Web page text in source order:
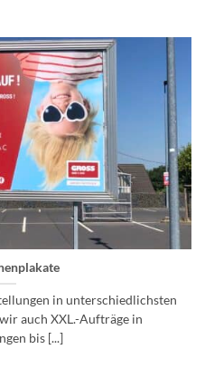
in unterschiedlichsten
auch XXL.-Aufträge in
bis [...]